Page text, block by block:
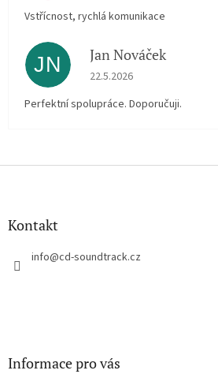
Vstřícnost, rychlá komunikace
JN Jan Nováček
Hodnocení obchodu je 5 z 5
22.5.2026
Perfektní spolupráce. Doporučuji.
Z
Kontakt
info@cd-soundtrack.cz
Informace pro vás